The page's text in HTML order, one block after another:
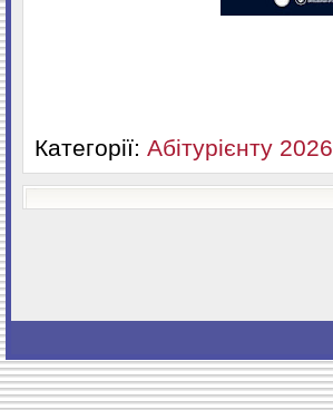
Категорії: Абітурієнту 2026